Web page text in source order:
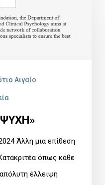
Αιγαίο
Άλλη μια επίθεση
όπως κάθε
έλλειψη